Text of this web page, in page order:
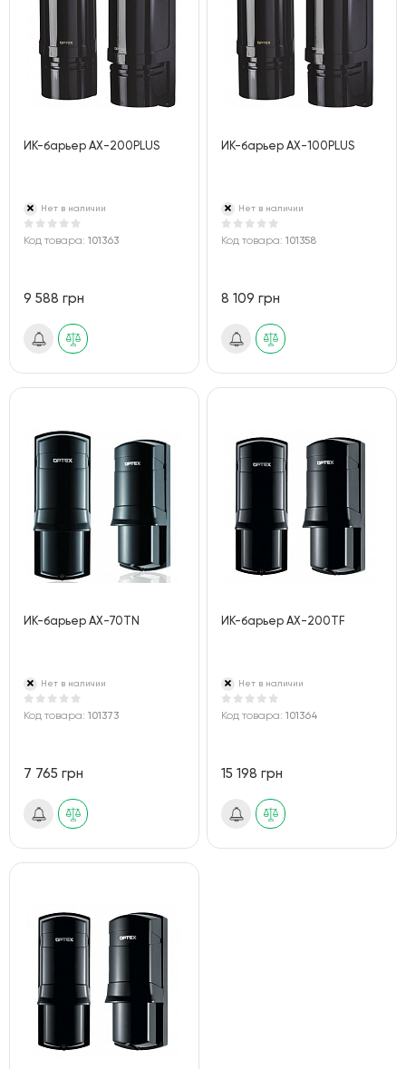
ИК-барьер AX-200PLUS
Нет в наличии
Код товара: 101363
9 588 грн
ИК-барьер AX-100PLUS
Нет в наличии
Код товара:101358
8 109 грн
ИК-барьер AX-70TN
Нет в наличии
Код товара: 101373
7 765 грн
ИК-барьер AX-200TF
Нет в наличии
Код товара:101364
15 198 грн